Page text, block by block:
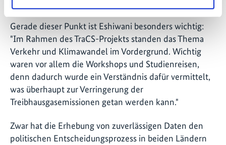
Gerade dieser Punkt ist Eshiwani besonders wichtig:
"Im Rahmen des TraCS-Projekts standen das Thema
Verkehr und Klimawandel im Vordergrund. Wichtig
waren vor allem die Workshops und Studienreisen,
denn dadurch wurde ein Verständnis dafür vermittelt,
was überhaupt zur Verringerung der
Treibhausgasemissionen getan werden kann."
Zwar hat die Erhebung von zuverlässigen Daten den
politischen Entscheidungsprozess in beiden Ländern